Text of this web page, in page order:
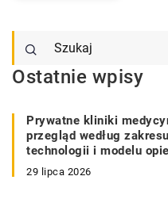
Ostatnie wpisy
Prywatne kliniki
przegląd według
technologii i modelu
29 lipca 2026